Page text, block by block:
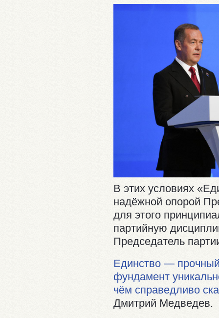
В этих условиях
надёжной опорой
для этого
партийную
Председатель
Единство —
фундамент
чём справедливо
Дмитрий Медведев.